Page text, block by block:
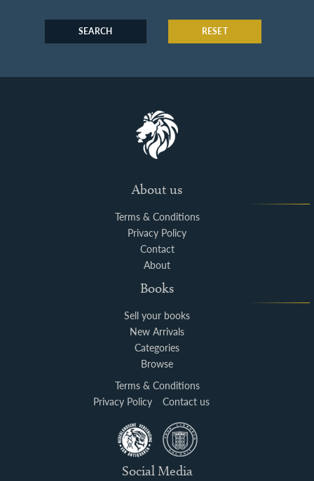
SEARCH RESET
About us
Terms & Conditions
Privacy Policy
Contact
About
Books
Sell your books
New Arrivals
Categories
Browse
Terms & Conditions
Privacy Policy
Contact us
Social Media